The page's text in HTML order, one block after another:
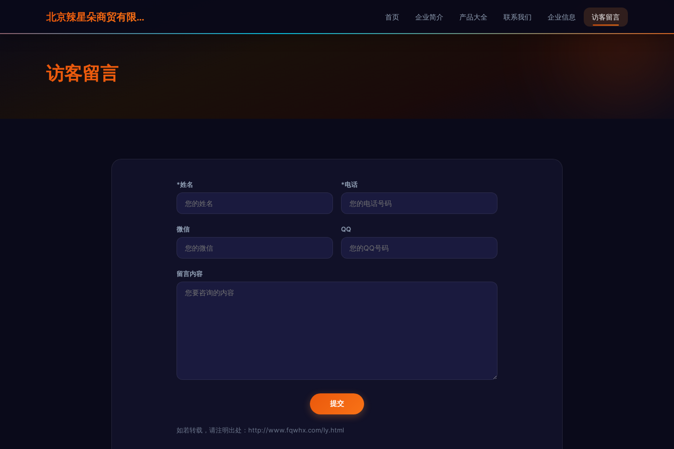
北京辣星朵商贸有限公司 首页 企业简介 产品大全 联系我们 企业信息 访客留言
访客留言
*姓名 *电话
微信 QQ
留言内容
如若转载，请注明出处：http://www.fqwhx.com/ly.html